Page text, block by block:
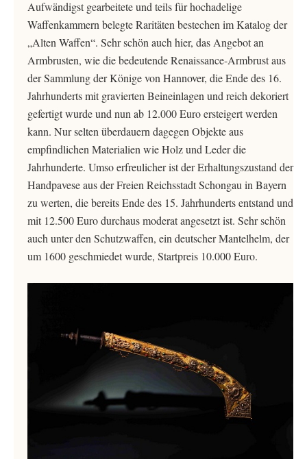
Aufwändigst gearbeitete und teils für hochadelige
Waffenkammern belegte Raritäten bestechen im Katalog der
„Alten Waffen“. Sehr schön auch hier, das Angebot an
Armbrusten, wie die bedeutende Renaissance-Armbrust aus
der Sammlung der Könige von Hannover, die Ende des 16.
Jahrhunderts mit gravierten Beineinlagen und reich dekoriert
gefertigt wurde und nun ab 12.000 Euro ersteigert werden
kann. Nur selten überdauern dagegen Objekte aus
empfindlichen Materialien wie Holz und Leder die
Jahrhunderte. Umso erfreulicher ist der Erhaltungszustand der
Handpavese aus der Freien Reichsstadt Schongau in Bayern
zu werten, die bereits Ende des 15. Jahrhunderts entstand und
mit 12.500 Euro durchaus moderat angesetzt ist. Sehr schön
auch unter den Schutzwaffen, ein deutscher Mantelhelm, der
um 1600 geschmiedet wurde, Startpreis 10.000 Euro.